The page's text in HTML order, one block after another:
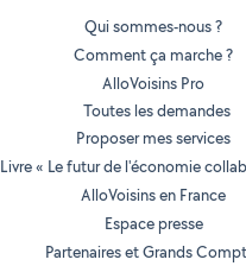
Qui sommes-nous ?
Comment ça marche ?
AlloVoisins Pro
Toutes les demandes
Proposer mes services
Livre « Le futur de l'économie
AlloVoisins en France
Espace presse
Partenaires et Grands